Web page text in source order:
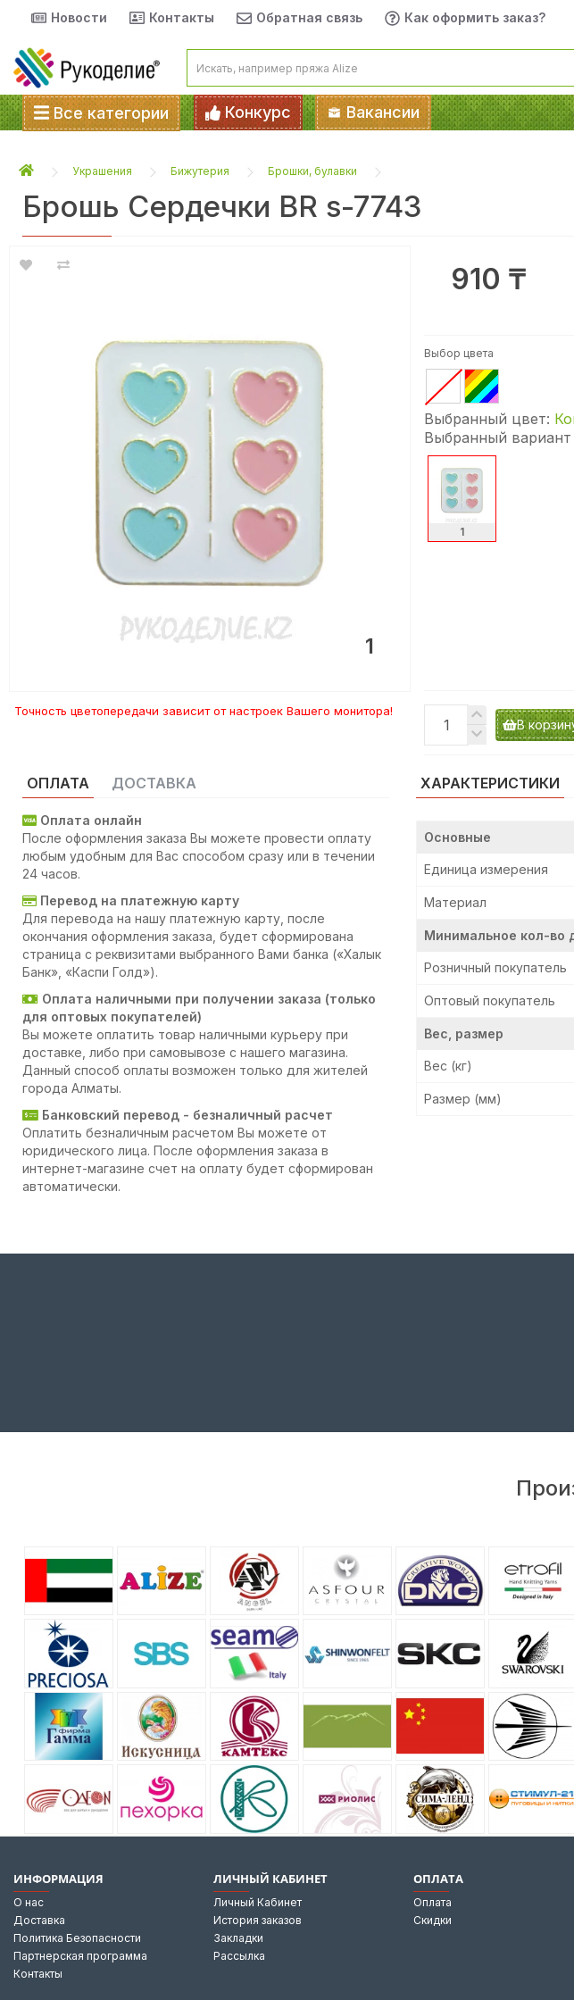
Новости Контакты Обратная связь Как оформить заказ?
Все категории Конкурс Вакансии
Украшения Бижутерия Брошки, булавки
Брошь Сердечки BR s-7743
1
Точность цветопередачи зависит от настроек Вашего монитора!
ОПЛАТА ДОСТАВКА
Оплата онлайн
После оформления заказа Вы можете провести оплату
любым удобным для Вас способом сразу или в течении
24 часов.
Перевод на платежную карту
Для перевода на нашу платежную карту, после
окончания оформления заказа, будет сформирована
страница с реквизитами выбранного Вами банка («Халык
Банк», «Каспи Голд»).
Оплата наличными при получении заказа (только
для оптовых покупателей)
Вы можете оплатить товар наличными курьеру при
доставке, либо при самовывозе с нашего магазина.
Данный способ оплаты возможен только для жителей
города Алматы.
Банковский перевод - безналичный расчет
Оплатить безналичным расчетом Вы можете от
юридического лица. После оформления заказа в
интернет-магазине счет на оплату будет сформирован
автоматически.
ХАРАКТЕРИСТИКИ
Основные
Единица измерения
Материал
Минимальное кол-во
Розничный покупатель
Оптовый покупатель
Вес, размер
Вес (кг)
Размер (мм)
910 ₸
Выбор цвета
Выбранный цвет:
Выбранный вариант
1
В
ИНФОРМАЦИЯ
О нас
Доставка
Политика Безопасности
Партнерская программа
Контакты
ЛИЧНЫЙ КАБИНЕТ
Личный Кабинет
История заказов
Закладки
Рассылка
ОПЛАТА
Оплата
Скидки